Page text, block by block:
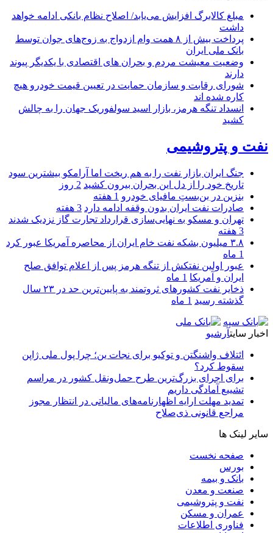
مبلغ کالابرگ افزایش می‌یابد/ اصلاح نظام بانکی ادامه خواهد
داشت
پرداخت بیش از ۸ همت وام ازدواج به زوج‌های جوان توسط
بانک ملی ایران
وضعیت معیشت مردم و بحران های اقتصادی با یکدیگر پیوند
دارند
شورای رقابت و سازمان حمایت در تعیین قیمت خودرو هیچ
کاره شده اند
انسداد تنگه هرمز، بازار اسید سولفوریک جهان را به چالش
کشید
نفت و پتروشیمی
جنگ ایران بازار نفت را به هم ریخت اما آرامکو بیشترین سود
تاریخ خود را از دل این بحران بیرون کشید 2 روز
بنزین در بن‌بستِ مافیای خودرو 1 هفته
صادرات نفت ایران بدون وقفه ادامه دارد 3 هفته
تهران و مسکو به نهایی‌سازی قرارداد تجارت گاز نزدیک شدند
3 هفته
۳.۸ میلیون بشکه نفت خام ایران از محاصره آمریکا عبور کرد
1 ماه
عبور اولین نفتکش از تنگه هرمز پس از اعلام توافق صلح
ایران و آمریکا 1 ماه
ذخایر نفت کشورهای ثروتمند به پایین‌ترین حد در ۲۳ سال
گذشته رسید 1 ماه
اخبار سایتآرشیو
ائتلاف واشنگتن و توکیو برای نجات ین؛ چرا پول ملی ژاپن
سقوط کرد؟
برای اجرای بزرگ‌ترین طرح حمل‌ونقل کشور در مراسم
تشییع آمادگی داریم
تمدید مهلت ارایه اظهارنامه‌های مالیاتی در انتظار مجوز
مراجع قانونی ذی‌‏صلاح
سایر لینک ها
صفحه نخست
بورس
بانک و بیمه
صنعت و معدن
نفت و پتروشیمی
عمران و مسکن
فناوری اطلاعات